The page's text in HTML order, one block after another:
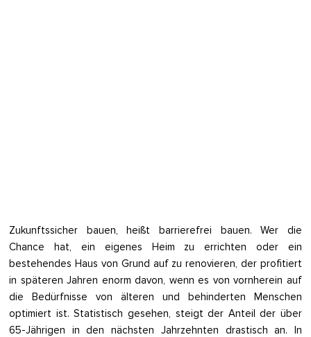
Zukunftssicher bauen, heißt barrierefrei bauen. Wer die
Chance hat, ein eigenes Heim zu errichten oder ein
bestehendes Haus von Grund auf zu renovieren, der profitiert
in späteren Jahren enorm davon, wenn es von vornherein auf
die Bedürfnisse von älteren und behinderten Menschen
optimiert ist. Statistisch gesehen, steigt der Anteil der über
65-Jährigen in den nächsten Jahrzehnten drastisch an. In